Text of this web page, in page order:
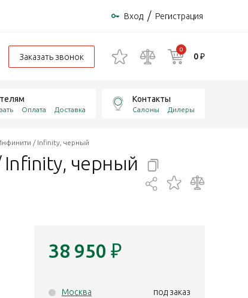
Вход / Регистрация
Заказать звонок
0
0 ₽
Оплата Доставка
Контакты
Салоны Дилеры
/ Infinity, черный
Infinity, черный
38 950 ₽
Москва
под заказ